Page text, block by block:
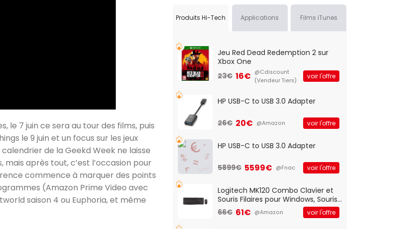
le 7 juin ce sera au tour des films, puis
le 9 juin et un focus sur les jeux
de la Geekd Week ne laisse
après tout, c’est l’occasion pour
commence à marquer des points
(Amazon Prime Video avec
saison 4 ou Euphoria, et même
Produits Hi-Tech Applications Films iTunes
Jeu Red Dead Redemption 2 sur
Xbox One
23€ 16€ @Cdiscount
(Vendeur Tiers)
voir l'offre
HP USB-C to USB 3.0 Adapter
26€ 20€ @Amazon voir l'offre
HP USB-C to USB 3.0 Adapter
5899€ 5599€ @Fnac voir l'offre
Logitech MK120 Combo Clavier et
Souris Filaires pour Windows, Souris
Optique Filaire, Connexion USB Plug
And Play, Confortable, Taille
66€ 61€ @Amazon voir l'offre